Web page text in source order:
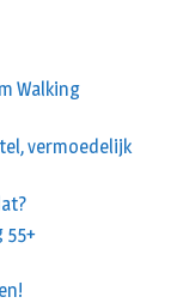
Walking
vermoedelijk
55+